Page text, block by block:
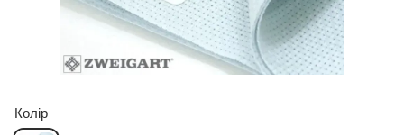
Колір